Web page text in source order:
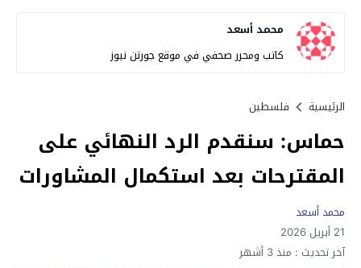
محمد أسعد
كاتب ومحرر صحفي في موقع جورتن نيوز
الرئيسية فلسطين
حماس: سنقدم الرد النهائي على
المقترحات بعد استكمال المشاورات
محمد أسعد
21 أبريل 2026
آخر تحديث : منذ 3 أشهر